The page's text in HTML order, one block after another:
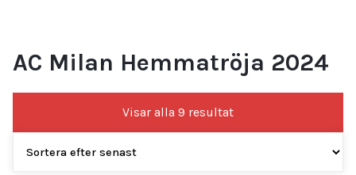
AC Milan Hemmatröja 2024
Visar alla 9 resultatSortera
efter